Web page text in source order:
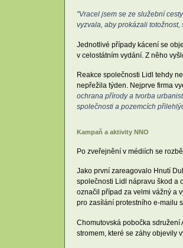
"Vracel jsem se ze služební
vyzvala, aby prokázali
Jednotlivé případy kácení se
v celostátním vydání. Z něho
Reakce společnosti Lidl tehdy
nepřežila týden. Nejprve firma
ochrana přírody a tvorba
společnosti a pozemcích
Kampaň a aktivity NNO
Po zveřejnění v médiích se
Jako první zareagovalo Hnutí
společnosti Lidl nápravu škod a
označil případ za velmi vážný a
pro zasílání protestního e-mailu
Chomutovská pobočka
stromem, které se záhy objevily